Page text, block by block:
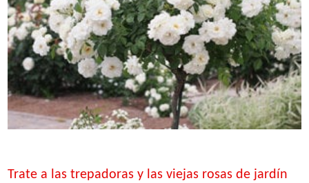
Trate a las trepadoras y las viejas rosas de jardín